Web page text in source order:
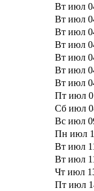
Вт июл
Вт июл
Вт июл
Вт июл
Вт июл
Вт июл
Вт июл
Пт июл
Сб июл
Вс июл
Пн июл
Вт июл
Вт июл
Чт июл
Пт июл